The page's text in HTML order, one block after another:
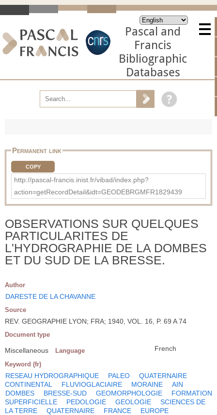
Pascal and
Francis
Bibliographic
Databases
Permanent link
COPY
http://pascal-francis.inist.fr/vibad/index.php?
action=getRecordDetail&idt=GEODEBRGMFR1829439
OBSERVATIONS SUR QUELQUES
PARTICULARITES DE
L'HYDROGRAPHIE DE LA DOMBES
ET DU SUD DE LA BRESSE.
Author
DARESTE DE LA CHAVANNE
Source
REV. GEOGRAPHIE LYON; FRA; 1940, VOL. 16, P. 69 A 74
Document type
Miscellaneous Language French
Keyword (fr)
RESEAU HYDROGRAPHIQUE PALEO
QUATERNAIRE
CONTINENTAL
FLUVIOGLACIAIRE MORAINE
AIN
DOMBES
BRESSE-SUD GEOMORPHOLOGIE
FORMATION
SUPERFICIELLE
PEDOLOGIE GEOLOGIE
SCIENCES DE
LA TERRE
QUATERNAIRE FRANCE EUROPE